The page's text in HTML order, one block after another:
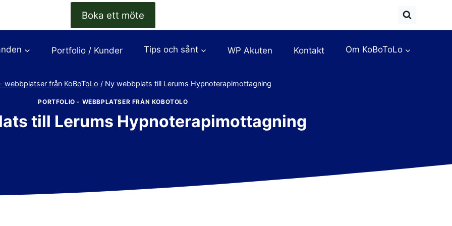
Boka ett möte
Portfolio / Kunder Tips och sånt WP Akuten Kontakt Om KoBoToLo
webbplatser från KoBoToLo / Ny webbplats till Lerums Hypnoterapimottagning
PORTFOLIO - WEBBPLATSER FRÅN KOBOTOLO
till Lerums Hypnoterapimottagning